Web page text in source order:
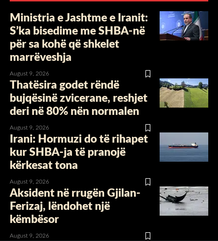
Ministria e Jashtme e Iranit:
S’ka bisedime me SHBA-në
për sa kohë që shkelet
marrëveshja
August 9, 2026
Thatësira godet rëndë
bujqësinë zvicerane, reshjet
deri në 80% nën normalen
August 9, 2026
Irani: Hormuzi do të rihapet
kur SHBA-ja të pranojë
kërkesat tona
August 9, 2026
Aksident në rrugën Gjilan-
Ferizaj, lëndohet një
këmbësor
August 9, 2026